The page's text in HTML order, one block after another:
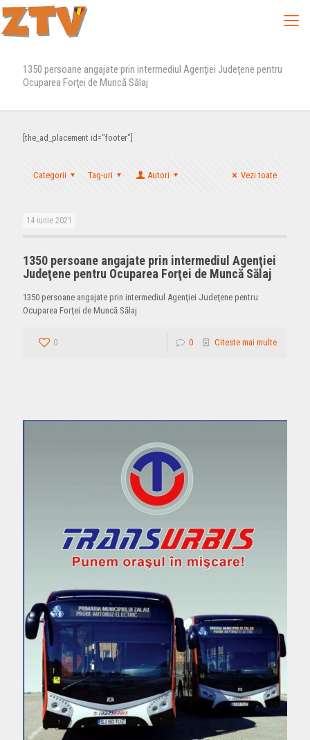
1350 persoane angajate prin intermediul Agenţiei Judeţene pentru
Ocuparea Forţei de Muncă Sălaj
[the_ad_placement id="footer"]
Categorii Tag-uri Autori Vezi toate
14 iunie 2021
1350 persoane angajate prin intermediul Agenţiei
Judeţene pentru Ocuparea Forţei de Muncă Sălaj
1350 persoane angajate prin intermediul Agenţiei Judeţene pentru
Ocuparea Forţei de Muncă Sălaj
0 0 Citeste mai multe